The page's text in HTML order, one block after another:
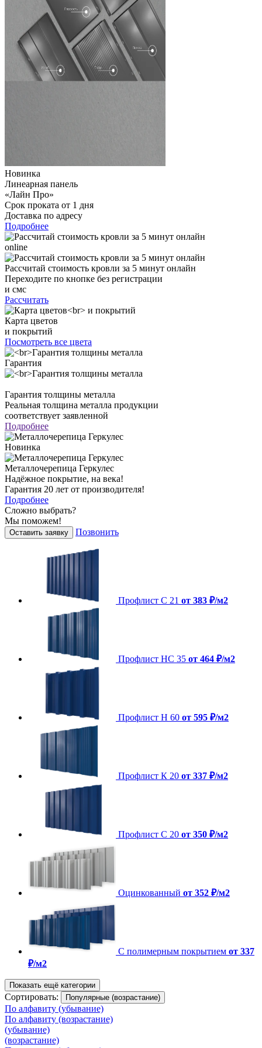
Новинка
Линеарная панель
«Лайн Про»
Срок проката от 1 дня
Доставка по адресу
Подробнее
online
Рассчитай стоимость кровли за 5 минут онлайн
Переходите по кнопке без регистрации
и смс
Рассчитать
Карта цветов
и покрытий
Посмотреть все цвета
Гарантия
Гарантия толщины металла
Реальная толщина металла продукции
соответствует заявленной
Подробнее
Новинка
Металлочерепица Геркулес
Надёжное покрытие, на века!
Гарантия 20 лет от производителя!
Подробнее
Сложно выбрать?
Мы поможем!
Оставить заявку Позвонить
Профлист C 21 от 383 ₽/м2
Профлист НС 35 от 464 ₽/м2
Профлист Н 60 от 595 ₽/м2
Профлист К 20 от 337 ₽/м2
Профлист С 20 от 350 ₽/м2
Оцинкованный от 352 ₽/м2
С полимерным покрытием от 337
₽/м2
Показать ещё категории
Сортировать: Популярные (возрастание)
По алфавиту (убывание)
По алфавиту (возрастание)
(убывание)
(возрастание)